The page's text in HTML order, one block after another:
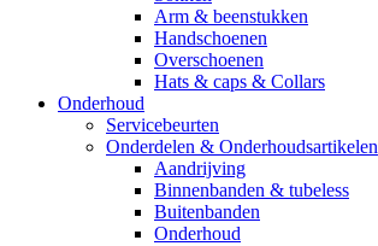
Arm & beenstukken
Handschoenen
Overschoenen
Hats & caps & Collars
Onderhoud
Servicebeurten
Onderdelen & Onderhoudsartikelen
Aandrijving
Binnenbanden & tubeless
Buitenbanden
Onderhoud